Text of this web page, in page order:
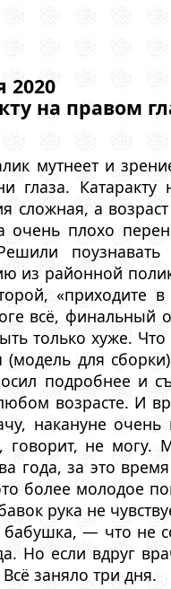
2020
на правом
мутнеет и
глаза.
сложная, а
очень плохо
из районной
«приходите
всё, финальный
только хуже.
для
подробнее и
возрасте. И
накануне очень
не могу.
года, за это
более молодое
рука не
— что не
Но если вдруг
заняло три дня.